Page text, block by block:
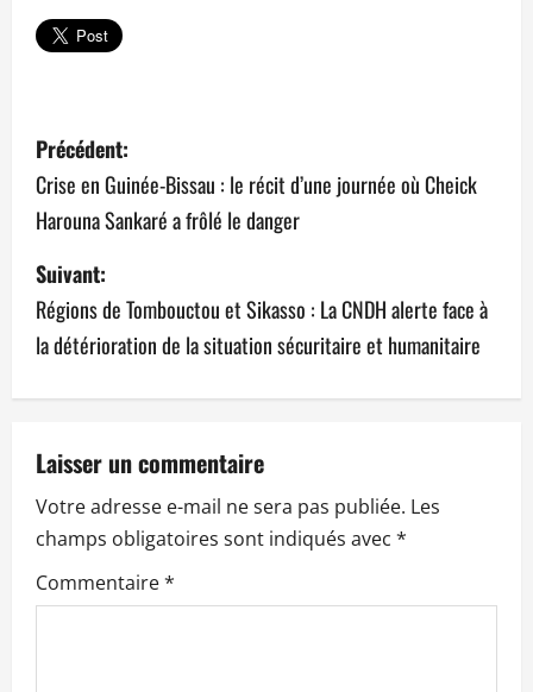
N
a
v
i
g
a
i
o
n
Précédent:
Crise en Guinée-Bissau : le récit d’une journée où Cheick
Harouna Sankaré a frôlé le danger
Suivant:
Régions de Tombouctou et Sikasso : La CNDH alerte face à
la détérioration de la situation sécuritaire et humanitaire
Laisser un commentaire
Votre adresse e-mail ne sera pas publiée. Les
champs obligatoires sont indiqués avec *
Commentaire*